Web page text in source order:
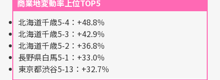
商業地変動率上位TOP5
北海道千歳5-4：+48.8％
北海道千歳5-3：+42.9％
北海道千歳5-2：+36.8％
長野県白馬5-1：+33.0％
東京都渋谷5-13：+32.7％